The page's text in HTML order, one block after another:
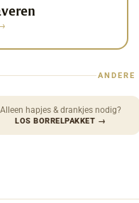
ANDERE
Alleen hapjes & drankjes nodig?
LOS BORRELPAKKET →